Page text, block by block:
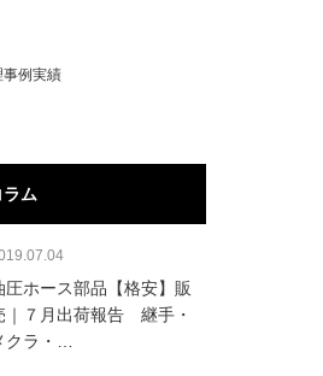
事例実績
ム
圧ホース部品【格安】販
｜７月出荷報告 継手・
クラ・…